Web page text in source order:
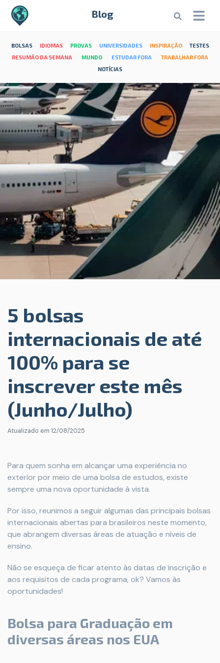
Blog
BOLSAS IDIOMAS PROVAS UNIVERSIDADES INSPIRAÇÃO
TESTES
RESUMÃO DA SEMANA
MUNDO ESTUDAR FORA
TRABALHAR FORA
NOTÍCIAS
5 bolsas
internacionais de até
100% para se
inscrever este mês
(Junho/Julho)
Atualizado em 12/08/2025
Para quem sonha em alcançar uma experiência no
exterior por meio de uma bolsa de estudos, existe
sempre uma nova oportunidade à vista.
Por isso, reunimos a seguir algumas das principais bolsas
internacionais abertas para brasileiros neste momento,
que abrangem diversas áreas de atuação e níveis de
ensino.
Não se esqueça de ficar atento às datas de inscrição e
aos requisitos de cada programa, ok? Vamos às
oportunidades!
Bolsa para Graduação em
diversas áreas nos EUA